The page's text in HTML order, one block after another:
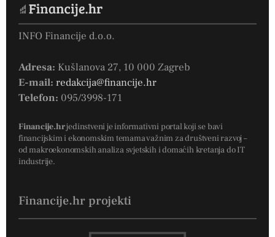
INFO Financije d.o.o.
Adresa: Kušlanova 27, 10 000 Zagreb
E-mail: redakcija@financije.hr
Telefon: 095/3998-171
Financije.hrjedinstveni je informativni portal koji se bavi
financijskim i ekonomskim temama važnim za društveni razvoj –
od makroekonomskih analiza svjetskih i domaćih kretanja do IT
industrije.
Financije.hr projekti